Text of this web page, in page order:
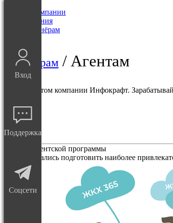
Вход
Поддержка
Соцсети
О Компании
Решения
Партнёрам
Партнёрам / Агентам
Стань агентом компании Инфокрафт.
Условия агентской программы
Мы постарались подготовить наиболее